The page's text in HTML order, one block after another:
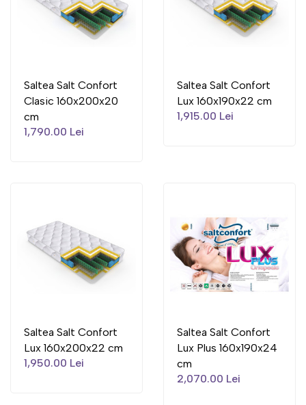
Saltea Salt Confort
Clasic 160x200x20
cm
1,790.00 Lei
Saltea Salt Confort
Lux 160x190x22 cm
1,915.00 Lei
Saltea Salt Confort
Lux 160x200x22 cm
1,950.00 Lei
Saltea Salt Confort
Lux Plus 160x190x24
cm
2,070.00 Lei